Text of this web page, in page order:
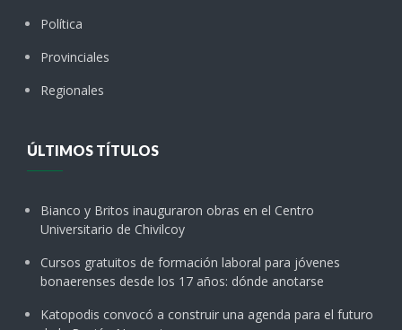
Política
Provinciales
Regionales
ÚLTIMOS TÍTULOS
Bianco y Britos inauguraron obras en el Centro
Universitario de Chivilcoy
Cursos gratuitos de formación laboral para jóvenes
bonaerenses desde los 17 años: dónde anotarse
Katopodis convocó a construir una agenda para el futuro